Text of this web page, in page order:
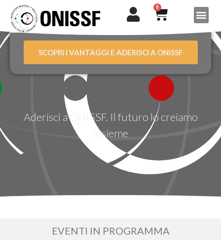
0
Aderisci a ONISSF. Il futuro lo creiamo
insieme
SCOPRI I VANTAGGI E ADERISCI A ONISSF
EVENTI IN PROGRAMMA